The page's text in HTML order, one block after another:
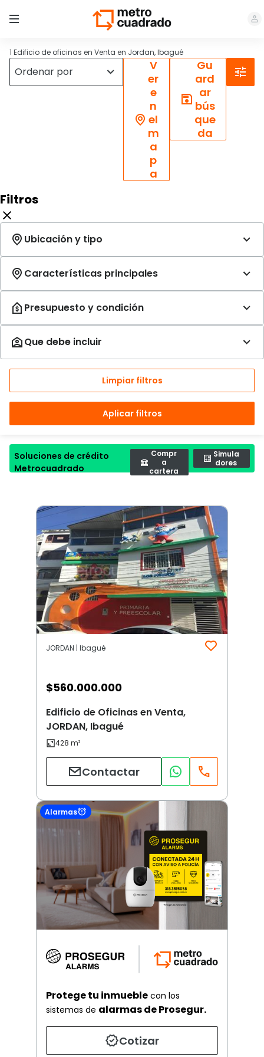
1 Edificio de oficinas en Venta en Jordan, Ibagué
V
er
e
n
el
m
a
p
a
Gu
ard
ar
bús
que
da
Filtros
Limpiar filtros
Aplicar filtros
Soluciones de crédito
Metrocuadrado
Compr
a
cartera
Simula
dores
JORDAN | Ibagué
$560.000.000
Edificio de Oficinas en Venta,
JORDAN, Ibagué
Contactar
Alarmas
Protege tu inmueble con los
sistemas de alarmas de Prosegur.
Cotizar